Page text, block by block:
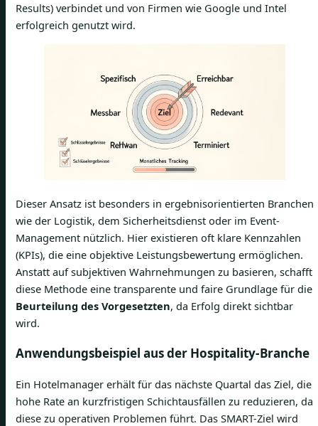
Results) verbindet und von Firmen wie Google und Intel
erfolgreich genutzt wird.
Dieser Ansatz ist besonders in ergebnisorientierten Branchen
wie der Logistik, dem Sicherheitsdienst oder im Event-
Management nützlich. Hier existieren oft klare Kennzahlen
(KPIs), die eine objektive Leistungsbewertung ermöglichen.
Anstatt auf subjektiven Wahrnehmungen zu basieren, schafft
diese Methode eine transparente und faire Grundlage für die
Beurteilung des Vorgesetzten, da Erfolg direkt sichtbar
wird.
Anwendungsbeispiel aus der Hospitality-Branche
Ein Hotelmanager erhält für das nächste Quartal das Ziel, die
hohe Rate an kurzfristigen Schichtausfällen zu reduzieren, da
diese zu operativen Problemen führt. Das SMART-Ziel wird